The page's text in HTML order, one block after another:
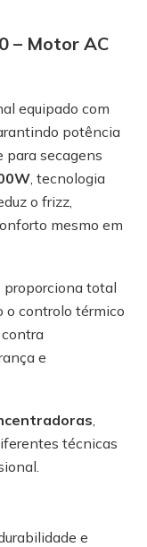
– Motor AC
equipado com
potência
para secagens
, tecnologia
o frizz,
mesmo em
proporciona total
o controlo térmico
e
técnicas
e